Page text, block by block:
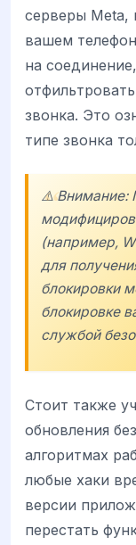
серверы Meta,
вашем
на
звонка. Это
типе звонка
⚠️ Внимание:
(например,
для
блокировки
блокировке
службой
Стоит также
обновления
алгоритмах
любые хаки
версии
перестать